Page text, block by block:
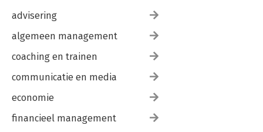
advisering
algemeen management
coaching en trainen
communicatie en media
economie
financieel management